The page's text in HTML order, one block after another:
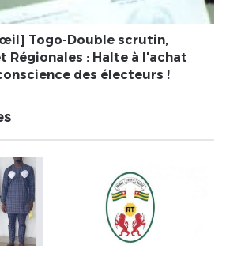
Togo-Double scrutin,
Régionales : Halte à l'achat
des électeurs !